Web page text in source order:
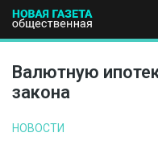
ПОЛИТИКА
Валютную
закона
НОВОСТИ